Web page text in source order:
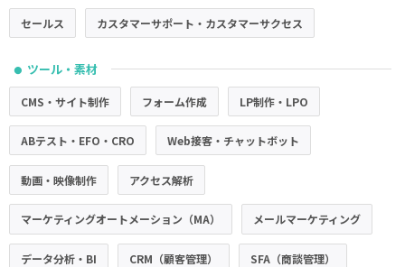
セールス カスタマーサポート・カスタマーサクセス
● ツール・素材
CMS・サイト制作 フォーム作成 LP制作・LPO
ABテスト・EFO・CRO Web接客・チャットボット
動画・映像制作 アクセス解析
マーケティングオートメーション（MA） メールマーケティング
データ分析・BI CRM（顧客管理） SFA（商談管理）